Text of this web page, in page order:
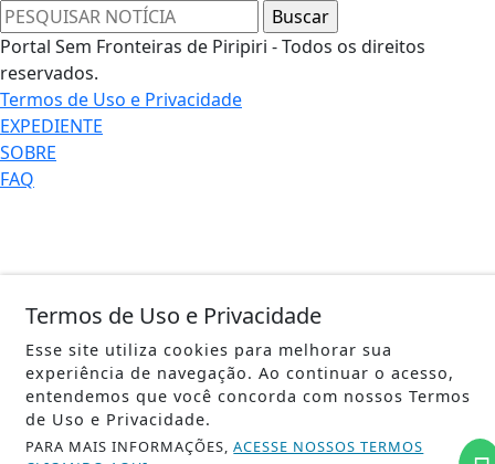
Portal Sem Fronteiras de Piripiri - Todos os direitos
reservados.
Termos de Uso e Privacidade
EXPEDIENTE
SOBRE
FAQ
Termos de Uso e Privacidade
Esse site utiliza cookies para melhorar sua
experiência de navegação. Ao continuar o acesso,
entendemos que você concorda com nossos Termos
de Uso e Privacidade.
PARA MAIS INFORMAÇÕES,ACESSE NOSSOS TERMOS